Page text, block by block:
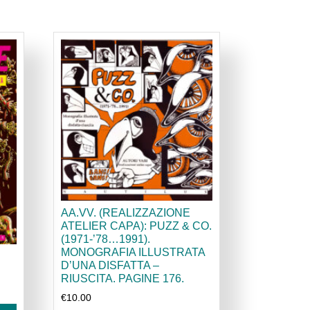
AA.VV. (REALIZZAZIONE
ATELIER CAPA): PUZZ & CO.
(1971-’78…1991).
MONOGRAFIA ILLUSTRATA
D’UNA DISFATTA –
RIUSCITA. PAGINE 176.
€10.00